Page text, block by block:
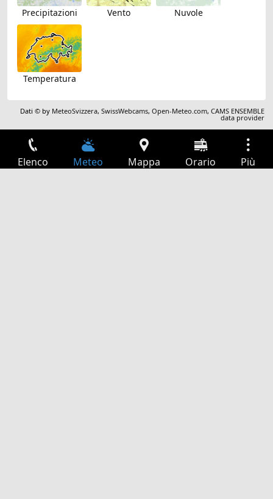
Precipitazioni Vento Nuvole
Temperatura
Dati © by MeteoSvizzera,SwissWebcams,Open-Meteo.com,CAMS ENSEMBLE
data provider
Elenco Meteo Mappa Orario Più